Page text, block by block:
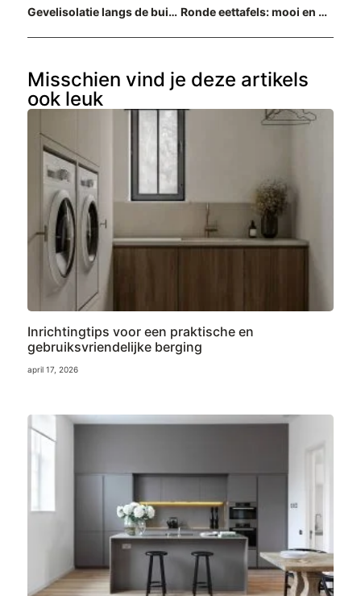
Gevelisolatie langs de buitenkant, wat zijn de mogelijkheden? Ronde eettafels: mooi en praktisch
Misschien vind je deze artikels
ook leuk
Inrichtingtips voor een praktische en
gebruiksvriendelijke berging
april 17, 2026